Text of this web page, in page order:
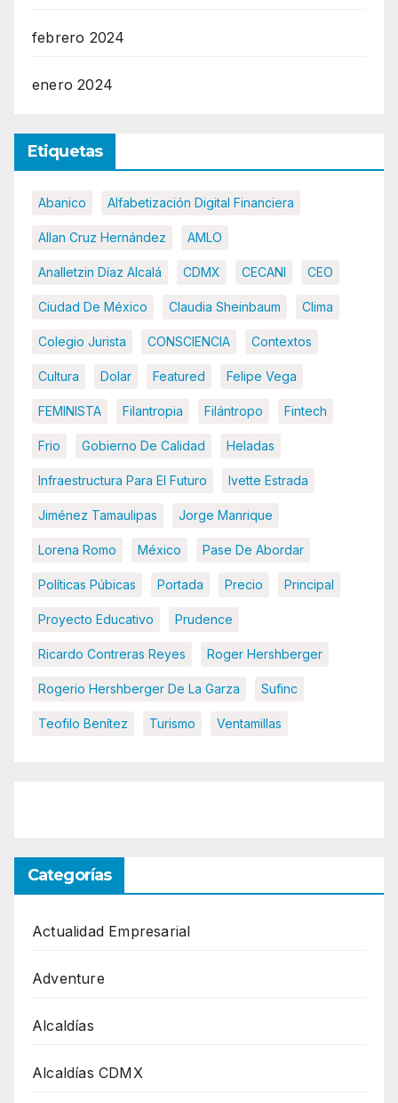
febrero 2024
enero 2024
Etiquetas
Abanico Alfabetización Digital Financiera
Allan Cruz Hernández AMLO
Analletzin Díaz Alcalá CDMX CECANI CEO
Ciudad De México Claudia Sheinbaum Clima
Colegio Jurista CONSCIENCIA Contextos
Cultura Dolar Featured Felipe Vega
FEMINISTA Filantropia Filántropo Fintech
Frio Gobierno De Calidad Heladas
Infraestructura Para El Futuro Ivette Estrada
Jiménez Tamaulipas Jorge Manrique
Lorena Romo México Pase De Abordar
Políticas Púbicas Portada Precio Principal
Proyecto Educativo Prudence
Ricardo Contreras Reyes Roger Hershberger
Rogerio Hershberger De La Garza Sufinc
Teofilo Benítez Turismo Ventamillas
Categorías
Actualidad Empresarial
Adventure
Alcaldías
Alcaldías CDMX